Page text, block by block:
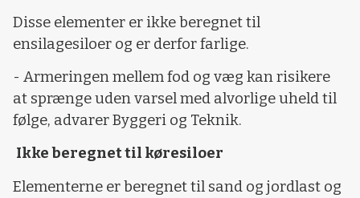
Disse elementer er ikke beregnet til
ensilagesiloer og er derfor farlige.
- Armeringen mellem fod og væg kan risikere
at sprænge uden varsel med alvorlige uheld til
følge, advarer Byggeri og Teknik.
Ikke beregnet til køresiloer
Elementerne er beregnet til sand og jordlast og